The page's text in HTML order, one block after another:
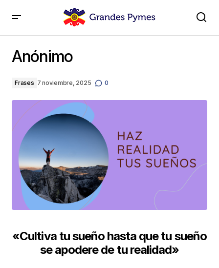
Anónimo
Frases 7 noviembre, 2025 0
«Cultiva tu sueño hasta que tu sueño
se apodere de tu realidad»